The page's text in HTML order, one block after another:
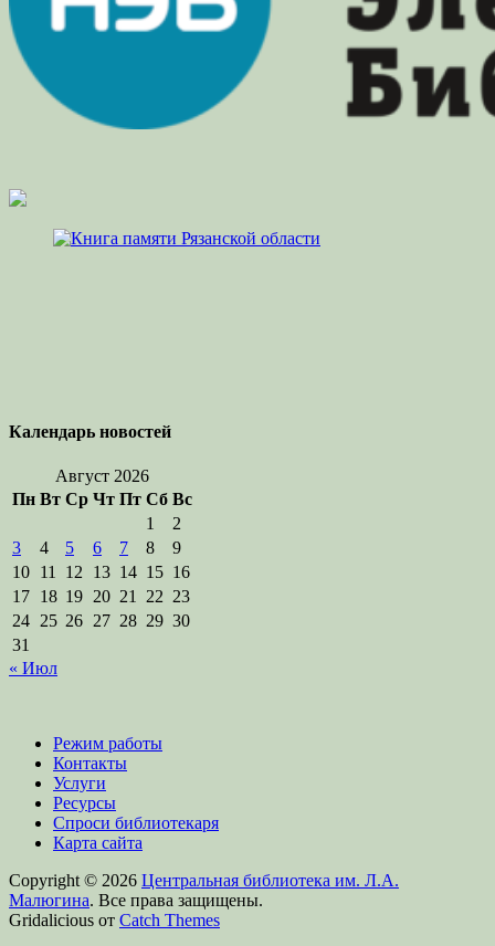
Календарь новостей
Август 2026
Пн Вт Ср Чт Пт Сб Вс
1
2
3
4 5 6 7 8
9
10 11 12 13 14 15 16
17 18 19 20 21 22 23
24 25 26 27 28 29 30
31
« Июл
Режим работы
Контакты
Услуги
Ресурсы
Спроси библиотекаря
Карта сайта
Copyright © 2026 Центральная библиотека им. Л.А.
Малюгина. Все права защищены.
Gridalicious от Catch Themes